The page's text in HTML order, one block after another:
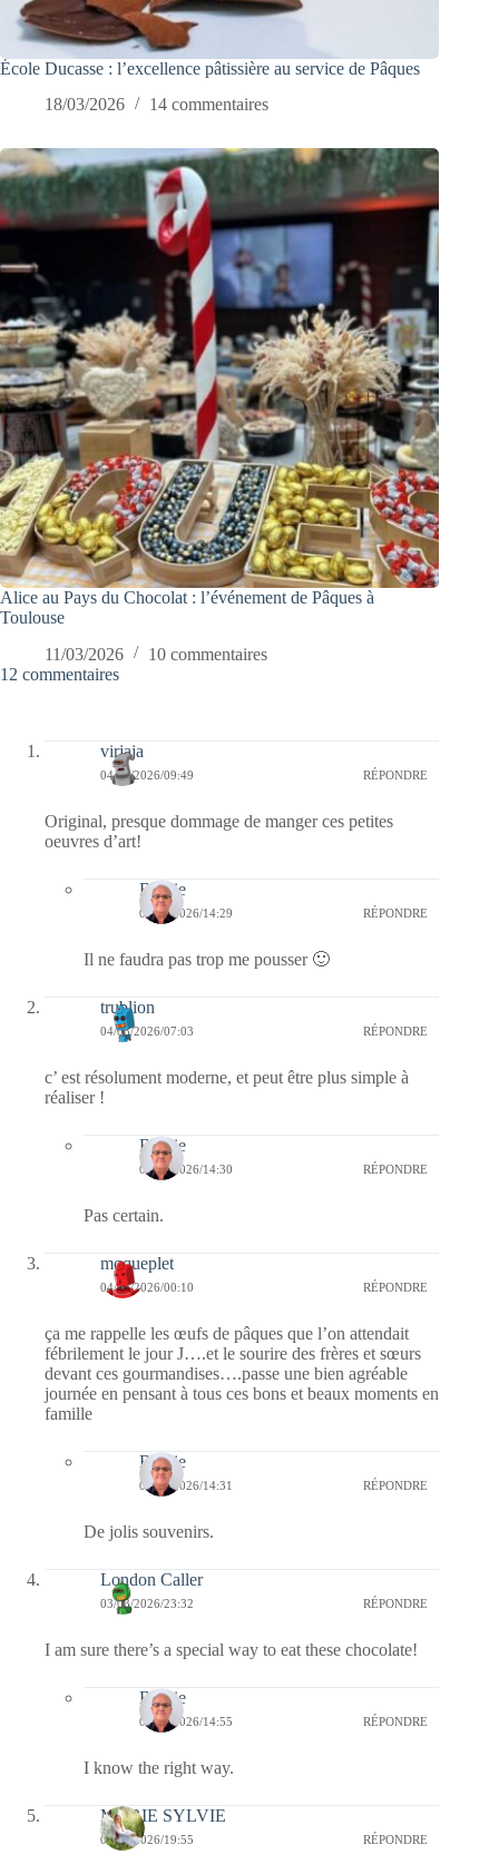
École Ducasse : l’excellence pâtissière au service de Pâques
18/03/2026
14 commentaires
Alice au Pays du Chocolat : l’événement de Pâques à
Toulouse
11/03/2026
10 commentaires
12 commentaires
virjaja
04/03/2026/09:49 RÉPONDRE
Original, presque dommage de manger ces petites
oeuvres d’art!
Bernie
04/03/2026/14:29 RÉPONDRE
Il ne faudra pas trop me pousser 🙂
trublion
04/03/2026/07:03 RÉPONDRE
c’ est résolument moderne, et peut être plus simple à
réaliser !
Bernie
04/03/2026/14:30 RÉPONDRE
Pas certain.
moqueplet
04/03/2026/00:10 RÉPONDRE
ça me rappelle les œufs de pâques que l’on attendait
fébrilement le jour J….et le sourire des frères et sœurs
devant ces gourmandises….passe une bien agréable
journée en pensant à tous ces bons et beaux moments en
famille
Bernie
04/03/2026/14:31 RÉPONDRE
De jolis souvenirs.
London Caller
03/03/2026/23:32 RÉPONDRE
I am sure there’s a special way to eat these chocolate!
Bernie
04/03/2026/14:55 RÉPONDRE
I know the right way.
MARIE SYLVIE
03/03/2026/19:55 RÉPONDRE